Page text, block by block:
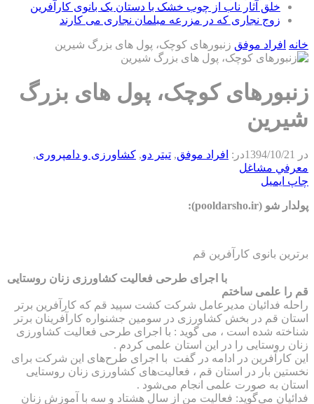
خلق آثار ناب از چوب خشک با دستان یک بانوی کارآفرین
زوج نجاری که در مزرعه مبلمان نجاری می کارند
خانه افراد موفق زنبورهای کوچک، پول های بزرگ شیرین
زنبورهای کوچک، پول های بزرگ
شیرین
در 1394/10/21در: افراد موفق, تیتر دو, كشاورزی و دامپروری,
معرفي مشاغل
چاپ ایمیل
پولدار شو (pooldarsho.ir):
برترین بانوی کارآفرین قم
با اجرای طرحی فعالیت کشاورزی زنان روستایی
قم را علمی ساختم
راحله فدائیان مدیرعامل شرکت کشت سپید قم که کارآفرین برتر
استان قم در بخش کشاورزی در سومین جشنواره کارآفرینان برتر
شناخته شده است ، می گوید : با اجرای طرحی فعالیت کشاورزی
زنان روستایی را در این استان علمی کردم .
این کارآفرین در ادامه در گفت با اجرای طرح‌های این شرکت برای
نخستین بار در استان قم ، فعالیت‌های کشاورزی زنان روستایی
استان به صورت علمی انجام می‌شود .